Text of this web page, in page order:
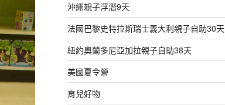
沖繩親子浮潛9天
法國巴黎史特拉斯瑞士義大利親子自助30天
紐約奧蘭多尼亞加拉親子自助38天
美國夏令營
育兒好物